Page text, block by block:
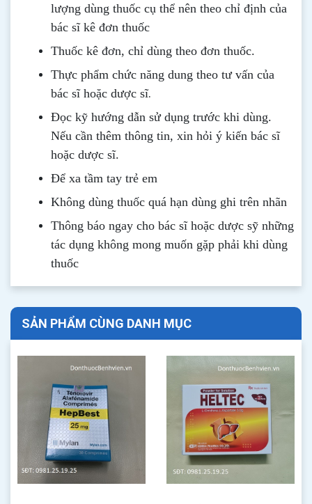
lượng dùng thuốc cụ thể nên theo chỉ định của
bác sĩ kê đơn thuốc
Thuốc kê đơn, chỉ dùng theo đơn thuốc.
Thực phẩm chức năng dung theo tư vấn của
bác sĩ hoặc dược sĩ.
Đọc kỹ hướng dẫn sử dụng trước khi dùng.
Nếu cần thêm thông tin, xin hỏi ý kiến bác sĩ
hoặc dược sĩ.
Để xa tầm tay trẻ em
Không dùng thuốc quá hạn dùng ghi trên nhãn
Thông báo ngay cho bác sĩ hoặc dược sỹ những
tác dụng không mong muốn gặp phải khi dùng
thuốc
SẢN PHẨM CÙNG DANH MỤC